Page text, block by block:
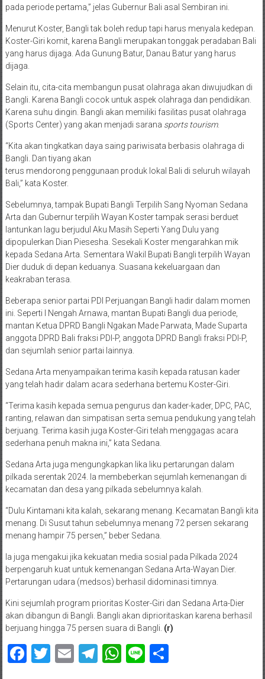
pada periode pertama,” jelas Gubernur Bali asal Sembiran ini.
Menurut Koster, Bangli tak boleh redup tapi harus menyala kedepan.
Koster-Giri komit, karena Bangli merupakan tonggak peradaban Bali
yang harus dijaga. Ada Gunung Batur, Danau Batur yang harus
dijaga.
Selain itu, cita-cita membangun pusat olahraga akan diwujudkan di
Bangli. Karena Bangli cocok untuk aspek olahraga dan pendidikan.
Karena suhu dingin. Bangli akan memiliki fasilitas pusat olahraga
(Sports Center) yang akan menjadi sarana sports tourism.
“Kita akan tingkatkan daya saing pariwisata berbasis olahraga di
Bangli. Dan tiyang akan
terus mendorong penggunaan produk lokal Bali di seluruh wilayah
Bali,” kata Koster.
Sebelumnya, tampak Bupati Bangli Terpilih Sang Nyoman Sedana
Arta dan Gubernur terpilih Wayan Koster tampak serasi berduet
lantunkan lagu berjudul Aku Masih Seperti Yang Dulu yang
dipopulerkan Dian Piesesha. Sesekali Koster mengarahkan mik
kepada Sedana Arta. Sementara Wakil Bupati Bangli terpilih Wayan
Dier duduk di depan keduanya. Suasana kekeluargaan dan
keakraban terasa.
Beberapa senior partai PDI Perjuangan Bangli hadir dalam momen
ini. Seperti I Nengah Arnawa, mantan Bupati Bangli dua periode,
mantan Ketua DPRD Bangli Ngakan Made Parwata, Made Suparta
anggota DPRD Bali fraksi PDI-P, anggota DPRD Bangli fraksi PDI-P,
dan sejumlah senior partai lainnya.
Sedana Arta menyampaikan terima kasih kepada ratusan kader
yang telah hadir dalam acara sederhana bertemu Koster-Giri.
“Terima kasih kepada semua pengurus dan kader-kader, DPC, PAC,
ranting, relawan dan simpatisan serta semua pendukung yang telah
berjuang. Terima kasih juga Koster-Giri telah menggagas acara
sederhana penuh makna ini,” kata Sedana.
Sedana Arta juga mengungkapkan lika liku pertarungan dalam
pilkada serentak 2024. Ia membeberkan sejumlah kemenangan di
kecamatan dan desa yang pilkada sebelumnya kalah.
“Dulu Kintamani kita kalah, sekarang menang. Kecamatan Bangli kita
menang. Di Susut tahun sebelumnya menang 72 persen sekarang
menang hampir 75 persen,” beber Sedana.
Ia juga mengakui jika kekuatan media sosial pada Pilkada 2024
berpengaruh kuat untuk kemenangan Sedana Arta-Wayan Dier.
Pertarungan udara (medsos) berhasil didominasi timnya.
Kini sejumlah program prioritas Koster-Giri dan Sedana Arta-Dier
akan dibangun di Bangli. Bangli akan diprioritaskan karena berhasil
berjuang hingga 75 persen suara di Bangli. (r)
Facebook
Twitter
EmailTelegram
WhatsApp
LineShare